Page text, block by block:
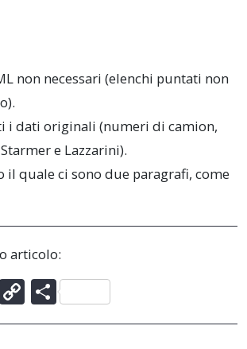
non necessari (elenchi puntati non
i dati originali (numeri di camion,
e Lazzarini).
il quale ci sono due paragrafi, come
articolo:
X C
o
C
o